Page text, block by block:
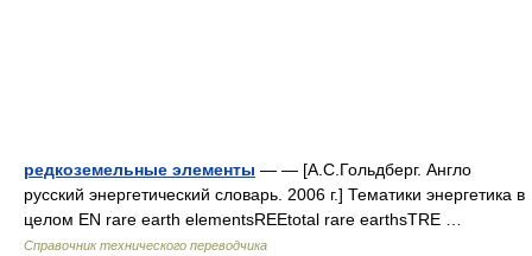
редкоземельные элементы — — [А.С.Гольдберг. Англо
русский энергетический словарь. 2006 г.] Тематики энергетика в
целом EN rare earth elementsREEtotal rare earthsTRE …
Справочник технического переводчика